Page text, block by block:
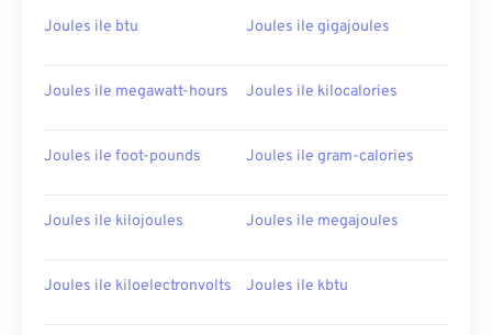
Joules ile btu Joules ile gigajoules
Joules ile megawatt-hours Joules ile kilocalories
Joules ile foot-pounds Joules ile gram-calories
Joules ile kilojoules Joules ile megajoules
Joules ile kiloelectronvolts Joules ile kbtu